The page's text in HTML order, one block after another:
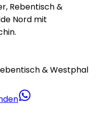
Rebentisch &
Nord mit
& Westphal